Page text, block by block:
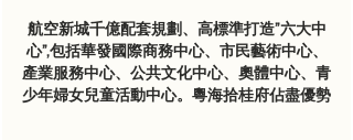
航空新城千億配套規劃、高標準打造”六大中
心”,包括華發國際商務中心、市民藝術中心、
產業服務中心、公共文化中心、奧體中心、青
少年婦女兒童活動中心。粵海拾桂府佔盡優勢